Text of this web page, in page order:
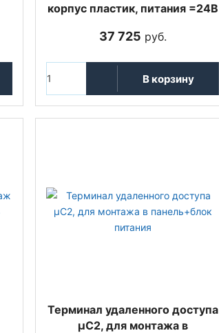
корпус пластик, питания =24В
37 725 руб.
В корзину
Терминал удаленного доступа
µC2, для монтажа в